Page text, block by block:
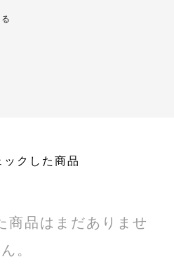
ックした商品
商品はまだありませ
ん。